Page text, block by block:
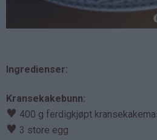
Ingredienser:
Kransekakebunn:
♥ 400 g ferdigkjøpt
♥ 3 store egg